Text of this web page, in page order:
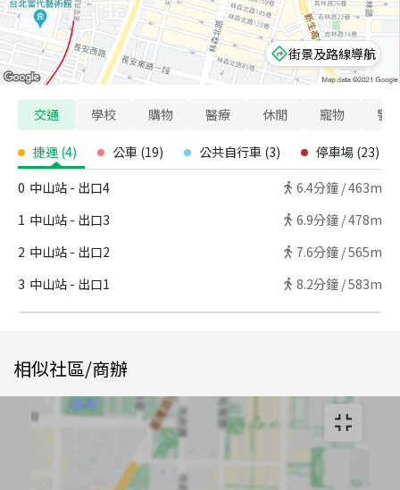
街景及路線導航
交通 學校 購物 醫療 休閒 寵物 警
捷運 (4) 公車 (19) 公共自行車 (3) 停車場 (23)
0 中山站 - 出口4 6.4分鐘 /463m
1 中山站 - 出口3 6.9分鐘 /478m
2 中山站 - 出口2 7.6分鐘 /565m
3 中山站 - 出口1 8.2分鐘 /583m
相似社區/商辦